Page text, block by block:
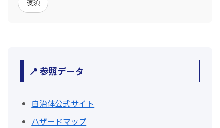
夜須
📍 参照データ
自治体公式サイト
ハザードマップ